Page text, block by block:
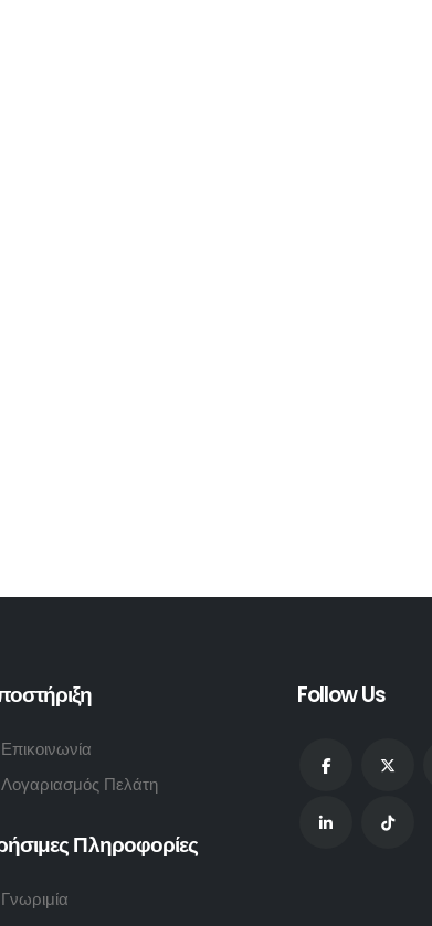
Επικοινωνία
Λογαριασμός Πελάτη
Πληροφορίες
Γνωριμία
Follow Us